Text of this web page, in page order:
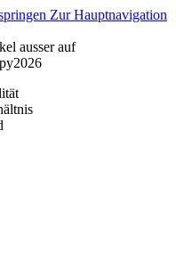
Zur Hauptnavigation
ausser auf